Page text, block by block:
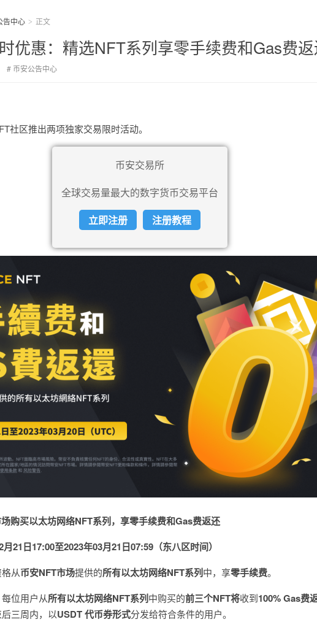
告中心 > 正文
优惠：精选NFT系列享零手续费和Gas费返
币安公告中心
社区推出两项独家交易限时活动。
币安交易所
全球交易量最大的数字货币交易平台
立即注册
注册教程
购买以太坊网络NFT系列，享零手续费和Gas费返还
21日17:00至2023年03月21日07:59（东八区时间）
从币安NFT市场提供的所有以太坊网络NFT系列中，享零手续费。
位用户从所有以太坊网络NFT系列中购买的前三个NFT将收到100%Gas费
三周内，以USDT 代币券形式分发给符合条件的用户。